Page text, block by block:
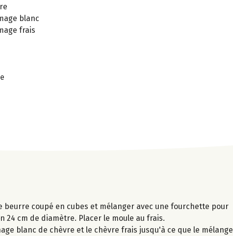
blanc
frais
beurre coupé en cubes et mélanger avec une fourchette pour
cm de diamètre. Placer le moule au frais.
blanc de chèvre et le chèvre frais jusqu'à ce que le mélange